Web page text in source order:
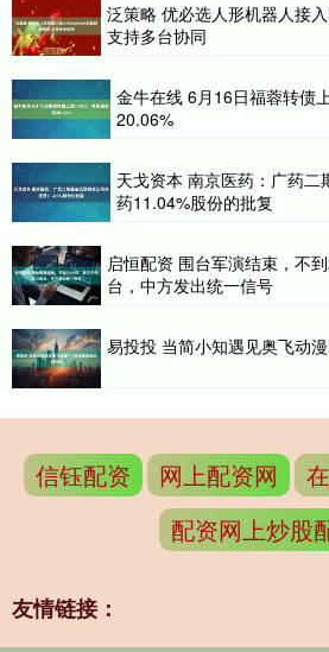
泛策略 优必选人形机器人接
支持多台协同
金牛在线 6月16日福蓉转债
20.06%
天戈资本 南京医药：广药
药11.04%股份的批复
启恒配资 围台军演结束，不
台，中方发出统一信号
易投投 当简小知遇见奥飞动
信钰配资 网上配资网
配资网上炒股
友情链接：